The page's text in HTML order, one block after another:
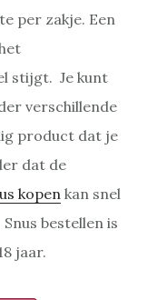
per zakje. Een
stijgt. Je kunt
verschillende
product dat je
dat de
kopen kan snel
bestellen is
jaar.